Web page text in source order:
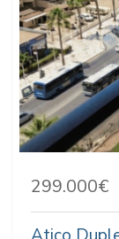
299.000€